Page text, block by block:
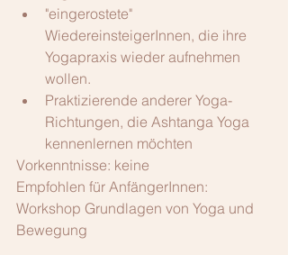
"eingerostete"
WiedereinsteigerInnen, die ihre
Yogapraxis wieder aufnehmen
wollen.
Praktizierende anderer Yoga-
Richtungen, die Ashtanga Yoga
kennenlernen möchten
Vorkenntnisse: keine
Empfohlen für AnfängerInnen:
Workshop Grundlagen von Yoga und
Bewegung